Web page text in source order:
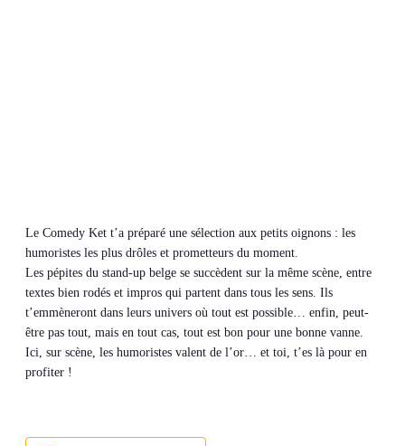
Le Comedy Ket t’a préparé une sélection aux petits oignons : les
humoristes les plus drôles et prometteurs du moment.
Les pépites du stand-up belge se succèdent sur la même scène, entre
textes bien rodés et impros qui partent dans tous les sens. Ils
t’emmèneront dans leurs univers où tout est possible… enfin, peut-
être pas tout, mais en tout cas, tout est bon pour une bonne vanne.
Ici, sur scène, les humoristes valent de l’or… et toi, t’es là pour en
profiter !